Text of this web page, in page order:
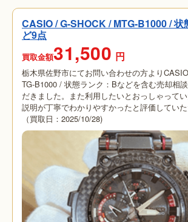
CASIO / G-SHOCK / MTG-B1000 /
ど9点
買取金額31,500 円
栃木県佐野市にてお問い合わせの方より
TG-B1000 / 状態ランク：Bなどを含む売却相
だきました。また利用したいとおっしゃってい
説明が丁寧でわかりやすかったと評価していた
（買取日：2025/10/28)